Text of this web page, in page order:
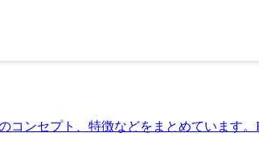
コンセプト、特徴などをまとめています